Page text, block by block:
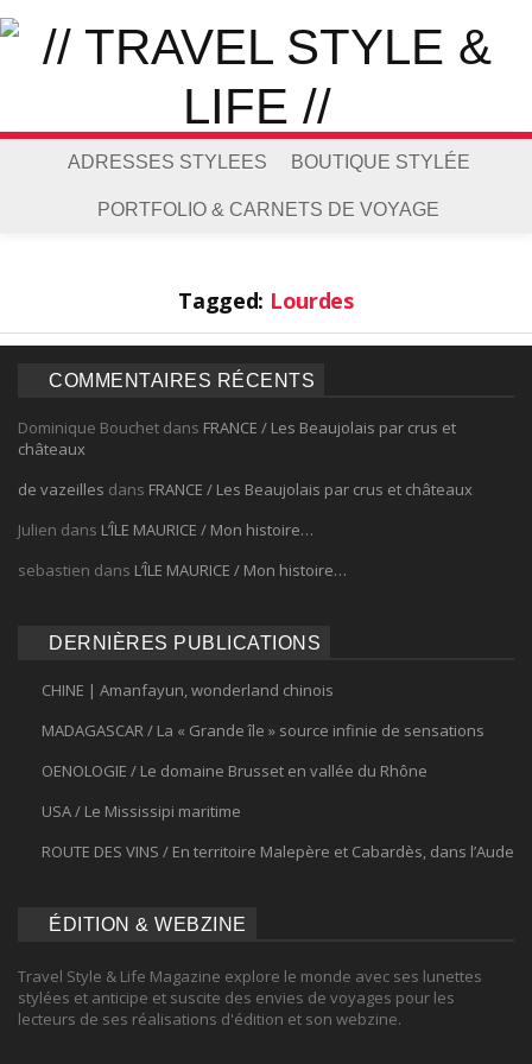
ADRESSES STYLEES BOUTIQUE STYLÉE
PORTFOLIO & CARNETS DE VOYAGE
Tagged: Lourdes
COMMENTAIRES RÉCENTS
Dominique Bouchet dans FRANCE / Les Beaujolais par crus et
châteaux
de vazeilles dans FRANCE / Les Beaujolais par crus et châteaux
Julien dans L’ÎLE MAURICE / Mon histoire…
sebastien dans L’ÎLE MAURICE / Mon histoire…
DERNIÈRES PUBLICATIONS
CHINE | Amanfayun, wonderland chinois
MADAGASCAR / La « Grande île » source infinie de sensations
OENOLOGIE / Le domaine Brusset en vallée du Rhône
USA / Le Mississipi maritime
ROUTE DES VINS / En territoire Malepère et Cabardès, dans l’Aude
ÉDITION & WEBZINE
Travel Style & Life Magazine explore le monde avec ses lunettes
stylées et anticipe et suscite des envies de voyages pour les
lecteurs de ses réalisations d'édition et son webzine.